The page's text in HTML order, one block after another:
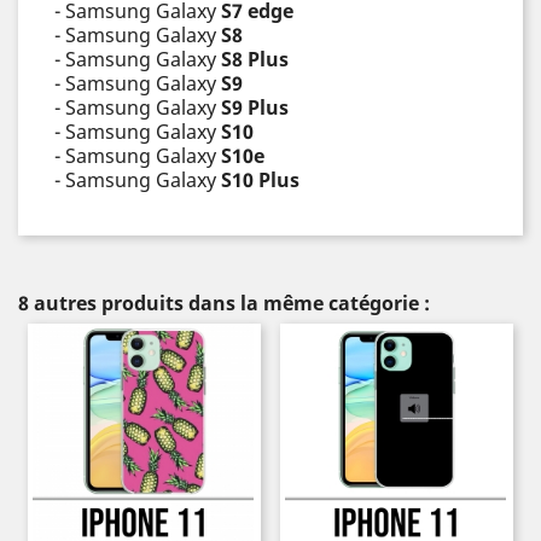
- Samsung GalaxyS7 edge
- Samsung GalaxyS8
- Samsung GalaxyS8 Plus
- Samsung GalaxyS9
- Samsung GalaxyS9 Plus
- Samsung GalaxyS10
- Samsung GalaxyS10e
- Samsung GalaxyS10 Plus
8 autres produits dans la même catégorie :